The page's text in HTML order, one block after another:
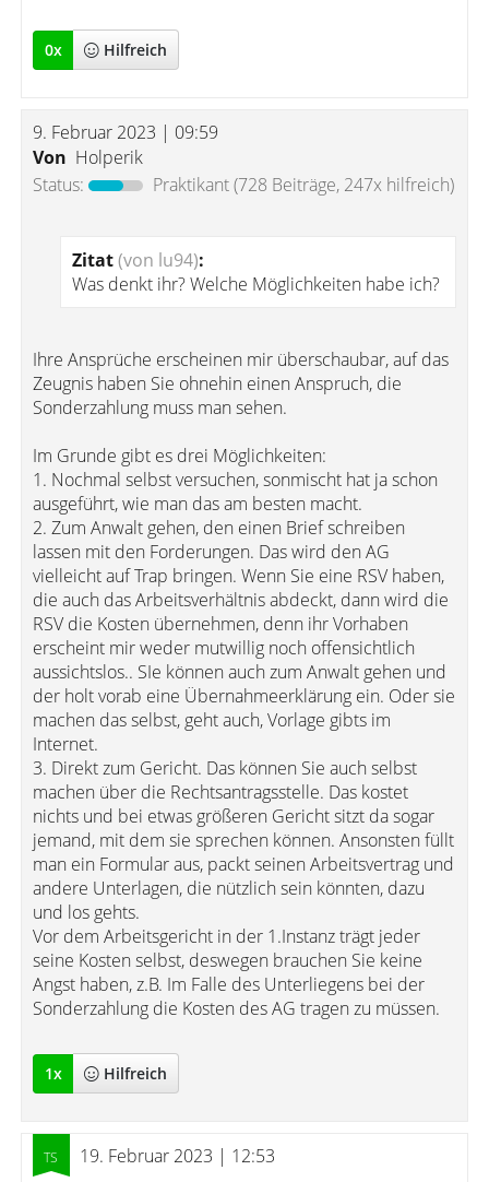
0x Hilfreich
9. Februar 2023 | 09:59
Von Holperik
Status:
Praktikant(728 Beiträge, 247x hilfreich)
Zitat(von lu94):
Was denkt ihr? Welche Möglichkeiten habe ich?
Ihre Ansprüche erscheinen mir überschaubar, auf das
Zeugnis haben Sie ohnehin einen Anspruch, die
Sonderzahlung muss man sehen.
Im Grunde gibt es drei Möglichkeiten:
1. Nochmal selbst versuchen, sonmischt hat ja schon
ausgeführt, wie man das am besten macht.
2. Zum Anwalt gehen, den einen Brief schreiben
lassen mit den Forderungen. Das wird den AG
vielleicht auf Trap bringen. Wenn Sie eine RSV haben,
die auch das Arbeitsverhältnis abdeckt, dann wird die
RSV die Kosten übernehmen, denn ihr Vorhaben
erscheint mir weder mutwillig noch offensichtlich
aussichtslos.. SIe können auch zum Anwalt gehen und
der holt vorab eine Übernahmeerklärung ein. Oder sie
machen das selbst, geht auch, Vorlage gibts im
Internet.
3. Direkt zum Gericht. Das können Sie auch selbst
machen über die Rechtsantragsstelle. Das kostet
nichts und bei etwas größeren Gericht sitzt da sogar
jemand, mit dem sie sprechen können. Ansonsten füllt
man ein Formular aus, packt seinen Arbeitsvertrag und
andere Unterlagen, die nützlich sein könnten, dazu
und los gehts.
Vor dem Arbeitsgericht in der 1.Instanz trägt jeder
seine Kosten selbst, deswegen brauchen Sie keine
Angst haben, z.B. Im Falle des Unterliegens bei der
Sonderzahlung die Kosten des AG tragen zu müssen.
1x Hilfreich
19. Februar 2023 | 12:53